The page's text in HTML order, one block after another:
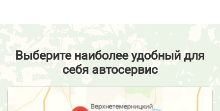
Выберите наиболее удобный для
себя автосервис